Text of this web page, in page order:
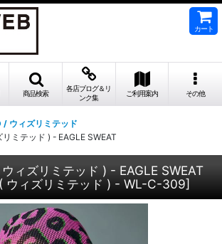
カート
商品検索
各店ブログ＆リ
ンク集
ご利用案内 その他
/ ウィズリミテッド
ミテッド ) - EAGLE SWEAT
ィズリミテッド ) - EAGLE SWEAT
ウィズリミテッド ) - WL-C-309]